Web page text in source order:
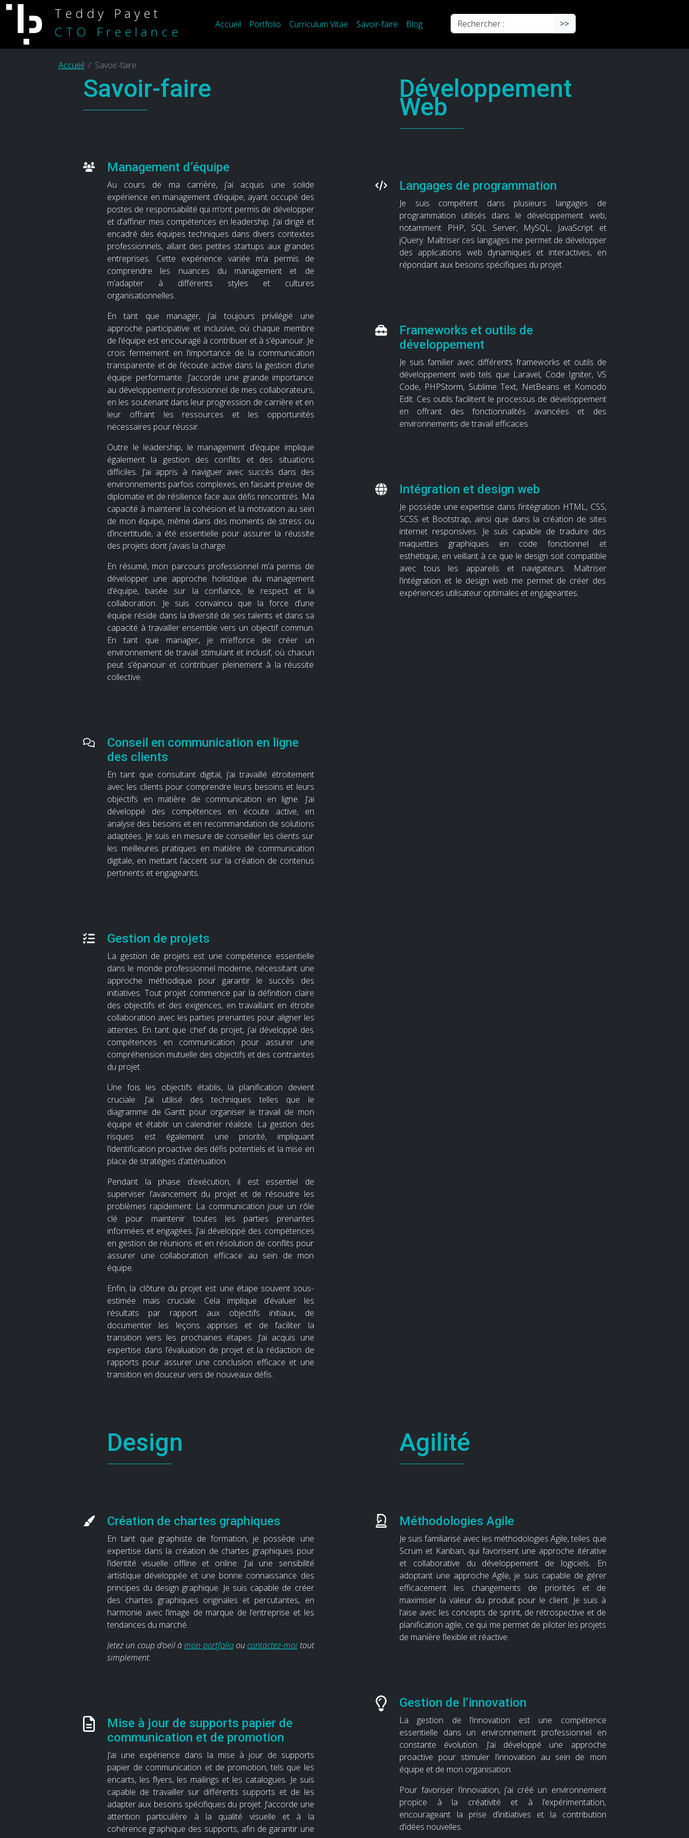
Teddy Payet
CTO Freelance
Accueil Portfolio Curriculum Vitae Savoir-faire Blog Rechercher : >>
Accueil Savoir-faire
Savoir-faire
Management d’équipe
Au cours de ma carrière, j’ai acquis une solide
expérience en management d’équipe, ayant occupé des
postes de responsabilité qui m’ont permis de développer
et d’affiner mes compétences en leadership. J’ai dirigé et
encadré des équipes techniques dans divers contextes
professionnels, allant des petites startups aux grandes
entreprises. Cette expérience variée m’a permis de
comprendre les nuances du management et de
m’adapter à différents styles et cultures
organisationnelles.
En tant que manager, j’ai toujours privilégié une
approche participative et inclusive, où chaque membre
de l’équipe est encouragé à contribuer et à s’épanouir. Je
crois fermement en l’importance de la communication
transparente et de l’écoute active dans la gestion d’une
équipe performante. J’accorde une grande importance
au développement professionnel de mes collaborateurs,
en les soutenant dans leur progression de carrière et en
leur offrant les ressources et les opportunités
nécessaires pour réussir.
Outre le leadership, le management d’équipe implique
également la gestion des conflits et des situations
difficiles. J’ai appris à naviguer avec succès dans des
environnements parfois complexes, en faisant preuve de
diplomatie et de résilience face aux défis rencontrés. Ma
capacité à maintenir la cohésion et la motivation au sein
de mon équipe, même dans des moments de stress ou
d’incertitude, a été essentielle pour assurer la réussite
des projets dont j’avais la charge.
En résumé, mon parcours professionnel m’a permis de
développer une approche holistique du management
d’équipe, basée sur la confiance, le respect et la
collaboration. Je suis convaincu que la force d’une
équipe réside dans la diversité de ses talents et dans sa
capacité à travailler ensemble vers un objectif commun.
En tant que manager, je m’efforce de créer un
environnement de travail stimulant et inclusif, où chacun
peut s’épanouir et contribuer pleinement à la réussite
collective.
Conseil en communication en ligne
des clients
En tant que consultant digital, j’ai travaillé étroitement
avec les clients pour comprendre leurs besoins et leurs
objectifs en matière de communication en ligne. J’ai
développé des compétences en écoute active, en
analyse des besoins et en recommandation de solutions
adaptées. Je suis en mesure de conseiller les clients sur
les meilleures pratiques en matière de communication
digitale, en mettant l’accent sur la création de contenus
pertinents et engageants.
Gestion de projets
La gestion de projets est une compétence essentielle
dans le monde professionnel moderne, nécessitant une
approche méthodique pour garantir le succès des
initiatives. Tout projet commence par la définition claire
des objectifs et des exigences, en travaillant en étroite
collaboration avec les parties prenantes pour aligner les
attentes. En tant que chef de projet, j’ai développé des
compétences en communication pour assurer une
compréhension mutuelle des objectifs et des contraintes
du projet.
Une fois les objectifs établis, la planification devient
cruciale. J’ai utilisé des techniques telles que le
diagramme de Gantt pour organiser le travail de mon
équipe et établir un calendrier réaliste. La gestion des
risques est également une priorité, impliquant
l’identification proactive des défis potentiels et la mise en
place de stratégies d’atténuation.
Pendant la phase d’exécution, il est essentiel de
superviser l’avancement du projet et de résoudre les
problèmes rapidement. La communication joue un rôle
clé pour maintenir toutes les parties prenantes
informées et engagées. J’ai développé des compétences
en gestion de réunions et en résolution de conflits pour
assurer une collaboration efficace au sein de mon
équipe.
Enfin, la clôture du projet est une étape souvent sous-
estimée mais cruciale. Cela implique d’évaluer les
résultats par rapport aux objectifs initiaux, de
documenter les leçons apprises et de faciliter la
transition vers les prochaines étapes. J’ai acquis une
expertise dans l’évaluation de projet et la rédaction de
rapports pour assurer une conclusion efficace et une
transition en douceur vers de nouveaux défis.
Développement
Web
Langages de programmation
Je suis compétent dans plusieurs langages de
programmation utilisés dans le développement web,
notamment PHP, SQL Server, MySQL, JavaScript et
jQuery. Maîtriser ces langages me permet de développer
des applications web dynamiques et interactives, en
répondant aux besoins spécifiques du projet.
Frameworks et outils de
développement
Je suis familier avec différents frameworks et outils de
développement web tels que Laravel, Code Igniter, VS
Code, PHPStorm, Sublime Text, NetBeans et Komodo
Edit. Ces outils facilitent le processus de développement
en offrant des fonctionnalités avancées et des
environnements de travail efficaces.
Intégration et design web
Je possède une expertise dans l’intégration HTML, CSS,
SCSS et Bootstrap, ainsi que dans la création de sites
internet responsives. Je suis capable de traduire des
maquettes graphiques en code fonctionnel et
esthétique, en veillant à ce que le design soit compatible
avec tous les appareils et navigateurs. Maîtriser
l’intégration et le design web me permet de créer des
expériences utilisateur optimales et engageantes.
Design
Création de chartes graphiques
En tant que graphiste de formation, je possède une
expertise dans la création de chartes graphiques pour
l’identité visuelle offline et online. J’ai une sensibilité
artistique développée et une bonne connaissance des
principes du design graphique. Je suis capable de créer
des chartes graphiques originales et percutantes, en
harmonie avec l’image de marque de l’entreprise et les
tendances du marché.
Jetez un coup d’oeil àmon portfoliooucontactez-moi tout
simplement.
Mise à jour de supports papier de
communication et de promotion
J’ai une expérience dans la mise à jour de supports
papier de communication et de promotion, tels que les
encarts, les flyers, les mailings et les catalogues. Je suis
capable de travailler sur différents supports et de les
adapter aux besoins spécifiques du projet. J’accorde une
attention particulière à la qualité visuelle et à la
cohérence graphique des supports, afin de garantir une
Agilité
Méthodologies Agile
Je suis familiarisé avec les méthodologies Agile, telles que
Scrum et Kanban, qui favorisent une approche itérative
et collaborative du développement de logiciels. En
adoptant une approche Agile, je suis capable de gérer
efficacement les changements de priorités et de
maximiser la valeur du produit pour le client. Je suis à
l’aise avec les concepts de sprint, de rétrospective et de
planification agile, ce qui me permet de piloter les projets
de manière flexible et réactive.
Gestion de l’innovation
La gestion de l’innovation est une compétence
essentielle dans un environnement professionnel en
constante évolution. J’ai développé une approche
proactive pour stimuler l’innovation au sein de mon
équipe et de mon organisation.
Pour favoriser l’innovation, j’ai créé un environnement
propice à la créativité et à l’expérimentation,
encourageant la prise d’initiatives et la contribution
d’idées nouvelles.